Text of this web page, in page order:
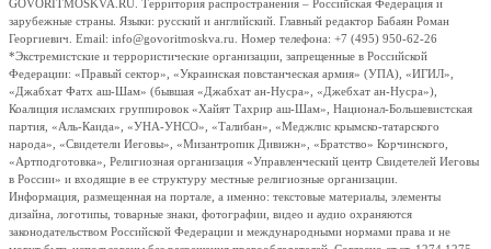
GOVORITMOSKVA.RU. Территория распространения – Российская Федерация и
зарубежные страны. Языки: русский и английский. Главный редактор Бабаян Роман
Георгиевич. Email: info@govoritmoskva.ru. Номер телефона: +7 (495) 950-62-26
*Экстремистские и террористические организации, запрещенные в Российской
Федерации: «Правый сектор», «Украинская повстанческая армия» (УПА), «ИГИЛ»,
«Джабхат Фатх аш-Шам» (бывшая «Джабхат ан-Нусра», «Джебхат ан-Нусра»),
Коалиция исламских группировок «Хайят Тахрир аш-Шам», Национал-Большевистская
партия, «Аль-Каида», «УНА-УНСО», «Талибан», «Меджлис крымско-татарского
народа», «Свидетели Иеговы», «Мизантропик Дивижн», «Братство» Корчинского,
«Артподготовка», Религиозная организация «Управленческий центр Свидетелей Иеговы
в России» и входящие в ее структуру местные религиозные организации.
Информация, размещенная на портале, а именно: текстовые материалы, элементы
дизайна, логотипы, товарные знаки, фотографии, видео и аудио охраняются
законодательством Российской Федерации и международными нормами права и не